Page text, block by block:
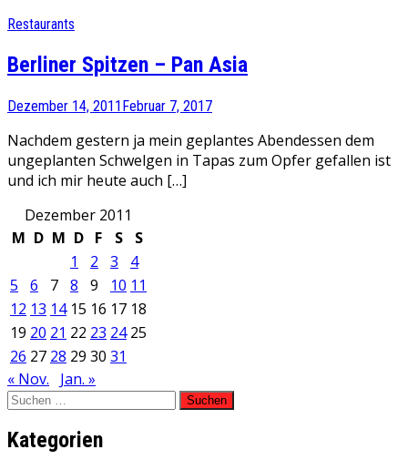
Restaurants
Berliner Spitzen – Pan Asia
Dezember 14, 2011Februar 7, 2017
Nachdem gestern ja mein geplantes Abendessen dem
ungeplanten Schwelgen in Tapas zum Opfer gefallen ist
und ich mir heute auch […]
Dezember 2011
M D M D F S
S
1
2 3
4
5
6 7 8 9 10 11
12 13 14 15 16 17 18
19 20 21 22 23 24 25
26 27 28 29 30 31
« Nov.
Jan. »
Suchen
Kategorien